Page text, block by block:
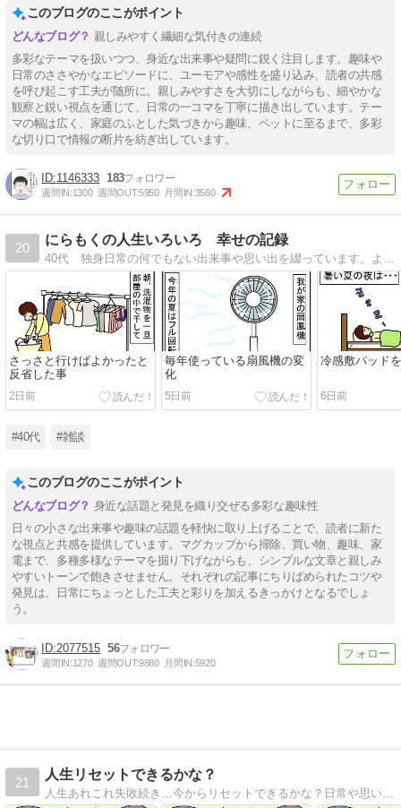
このブログのここがポイント
親しみやすく繊細な気付きの連続
多彩なテーマを扱いつつ、身近な出来事や疑問に鋭く注目します。趣味や
日常のささやかなエピソードに、ユーモアや感性を盛り込み、読者の共感
を呼び起こす工夫が随所に。親しみやすさを大切にしながらも、細やかな
観察と鋭い視点を通じて、日常の一コマを丁寧に描き出しています。テー
マの幅は広く、家庭のふとした気づきから趣味、ペットに至るまで、多彩
な切り口で情報の断片を紡ぎ出しています。
1146333 183
週間IN:1300 週間OUT:5950 月間IN:3560
20
にらもくの人生いろいろ 幸せの記録
40代 独身日常の何でもない出来事や思い出を綴っています。よろしくお願いいたします。
さっさと行けばよかったと
反省した事
2日前
毎年使っている扇風機の変
化
5日前
冷感敷パッド
6日前
#40代 #雑談
このブログのここがポイント
身近な話題と発見を織り交ぜる多彩な趣味性
日々の小さな出来事や趣味の話題を軽快に取り上げることで、読者に新た
な視点と共感を提供しています。マグカップから掃除、買い物、趣味、家
電まで、多種多様なテーマを掘り下げながらも、シンプルな文章と親しみ
やすいトーンで飽きさせません。それぞれの記事にちりばめられたコツや
発見は、日常にちょっとした工夫と彩りを加えるきっかけとなるでしょ
う。
2077515 56
週間IN:1270 週間OUT:9880 月間IN:5920
21
人生リセットできるかな？